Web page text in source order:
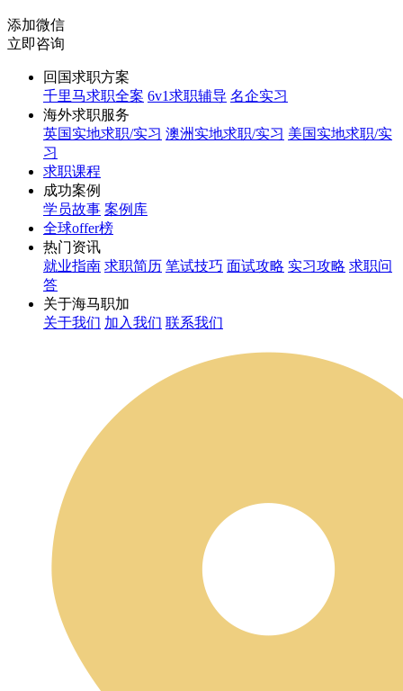
添加微信
立即咨询
回国求职方案
千里马求职全案 6v1求职辅导 名企实习
海外求职服务
英国实地求职/实习 澳洲实地求职/实习 美国实地求职/实
习
求职课程
成功案例
学员故事 案例库
全球offer榜
热门资讯
就业指南 求职简历 笔试技巧 面试攻略 实习攻略 求职问
答
关于海马职加
关于我们 加入我们 联系我们